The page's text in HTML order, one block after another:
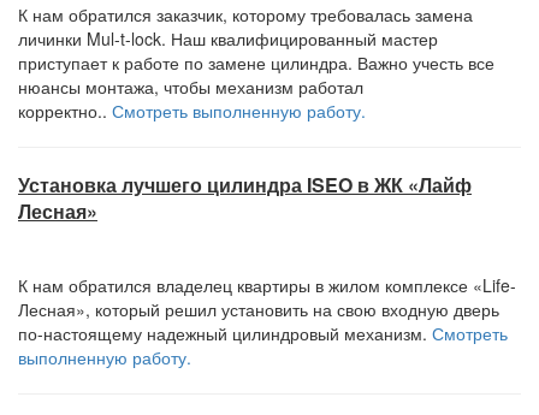
К нам обратился заказчик, которому требовалась замена
личинки Mul-t-lock. Наш квалифицированный мастер
приступает к работе по замене цилиндра. Важно учесть все
нюансы монтажа, чтобы механизм работал
корректно.. Смотреть выполненную работу.
Установка лучшего цилиндра ISEO в ЖК «Лайф
Лесная»
К нам обратился владелец квартиры в жилом комплексе «Life-
Лесная», который решил установить на свою входную дверь
по-настоящему надежный цилиндровый механизм. Смотреть
выполненную работу.